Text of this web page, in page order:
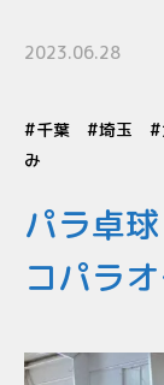
2023.06.28
千葉 埼玉
み
パラ卓
コパラ